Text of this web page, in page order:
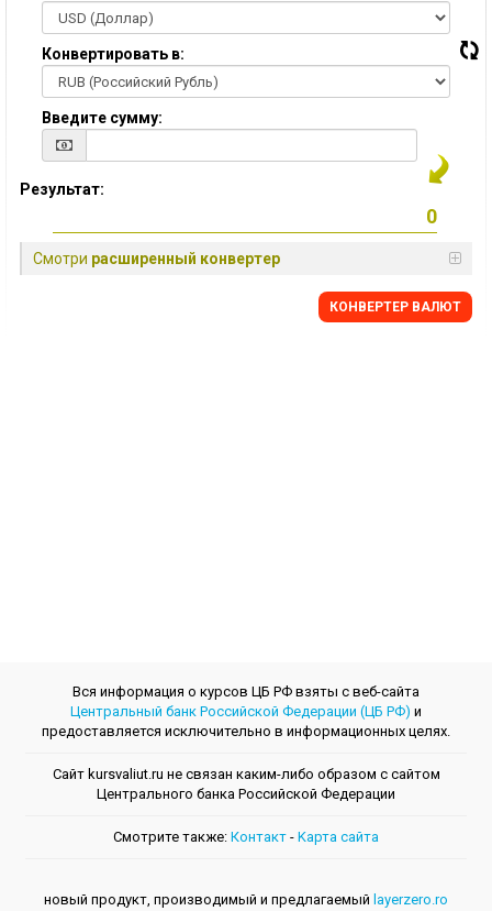
Конвертировать в:
Введите сумму:
Результат:
Смотри расширенный конвертер
КОНВЕРТЕР ВАЛЮТ
Вся информация о курсов ЦБ РФ взяты с веб-сайта
Центральный банк Российской Федерации (ЦБ РФ) и
предоставляется исключительно в информационных целях.
Сайт kursvaliut.ru не связан каким-либо образом с сайтом
Центрального банкa Российской Федерации
Смотрите также: Контакт - Kарта сайта
новый продукт, производимый и предлагаемый layerzero.ro